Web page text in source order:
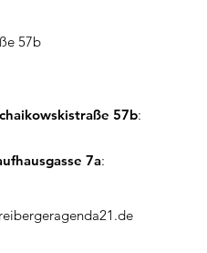
13 Tage auf dem Rad für
„Kaffeefahrt“ verbindet
57b
57b:
7a: